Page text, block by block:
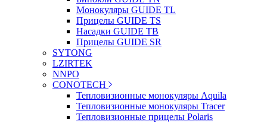
Монокуляры GUIDE TL
Прицелы GUIDE TS
Насадки GUIDE TB
Прицелы GUIDE SR
SYTONG
LZIRTEK
NNPO
CONOTECH
Тепловизионные монокуляры Aquila
Тепловизионные монокуляры Tracer
Тепловизионные прицелы Polaris